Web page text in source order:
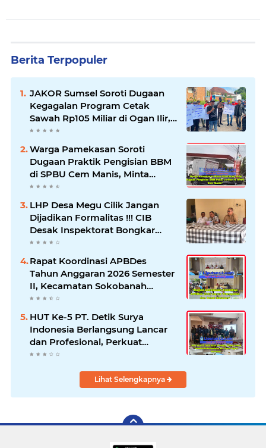
Berita Terpopuler
JAKOR Sumsel Soroti Dugaan
Kegagalan Program Cetak
Sawah Rp105 Miliar di Ogan Ilir,
Desak Kadis Pertanian Mundur
Warga Pamekasan Soroti
Dugaan Praktik Pengisian BBM
di SPBU Cem Manis, Minta
Klarifikasi dan Pengawasan
LHP Desa Megu Cilik Jangan
Dijadikan Formalitas !!! CIB
Desak Inspektorat Bongkar
Seluruh Fakta dan Hentikan
Rapat Koordinasi APBDes
Tahun Anggaran 2026 Semester
II, Kecamatan Sokobanah
Libatkan 12 Desa
HUT Ke-5 PT. Detik Surya
Indonesia Berlangsung Lancar
dan Profesional, Perkuat
Kompetensi Wartawan
Lihat Selengkapnya